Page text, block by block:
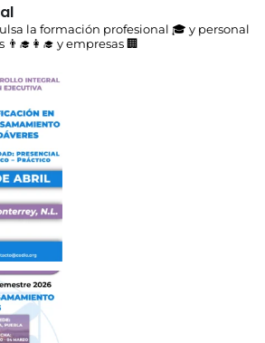
la formación profesional 🎓 y personal
👨‍🎓👩‍🎓 y empresas 🏢